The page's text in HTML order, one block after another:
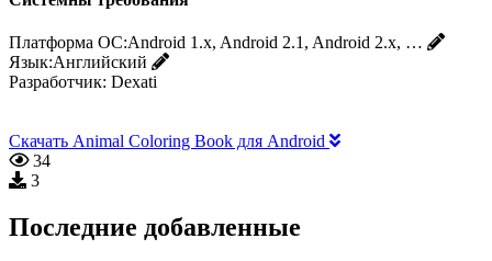
Платформа ОС:Android 1.x, Android 2.1, Android 2.x, …
Язык:Английский
Разработчик: Dexati
Скачать Animal Coloring Book для Android
34
3
Последние добавленные